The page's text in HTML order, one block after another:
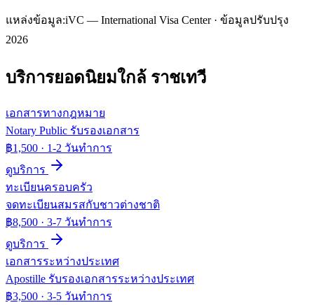
แหล่งข้อมูล:iVC — International Visa Center · ข้อมูลปรับปรุง
2026
บริการยอดนิยมใกล้ ราชเทวี
เอกสารทางกฎหมาย
Notary Public รับรองเอกสาร
฿1,500 · 1-2 วันทำการ
ดูบริการ
ทะเบียนครอบครัว
จดทะเบียนสมรสกับชาวต่างชาติ
฿8,500 · 3-7 วันทำการ
ดูบริการ
เอกสารระหว่างประเทศ
Apostille รับรองเอกสารระหว่างประเทศ
฿3,500 · 3-5 วันทำการ